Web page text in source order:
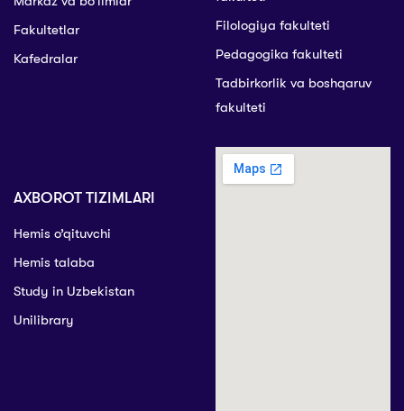
Fakultetlar
Kafedralar
Filologiya fakulteti
Pedagogika fakulteti
Tadbirkorlik va boshqaruv
fakulteti
AXBOROT TIZIMLARI
Hemis o’qituvchi
Hemis talaba
Study in Uzbekistan
Unilibrary